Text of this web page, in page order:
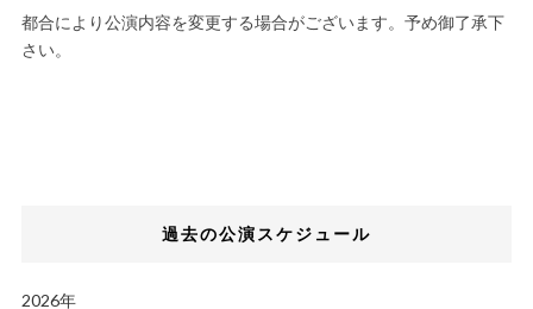
都合により公演内容を変更する場合がございます。予め御了承下
さい。
過去の公演スケジュール
2026年